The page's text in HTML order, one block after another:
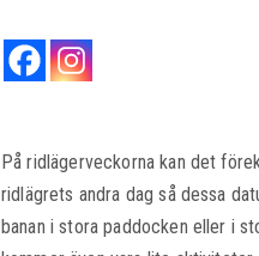
På ridlägerveckorna kan det
ridlägrets andra dag så dessa
banan i stora paddocken eller i